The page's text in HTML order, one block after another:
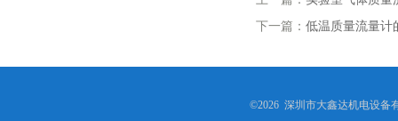
下一篇： 低温质量流量计
©2026 深圳市大鑫达机电设备